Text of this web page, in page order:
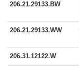
206.21.29133.BW
206.21.29133.WW
206.31.12122.W